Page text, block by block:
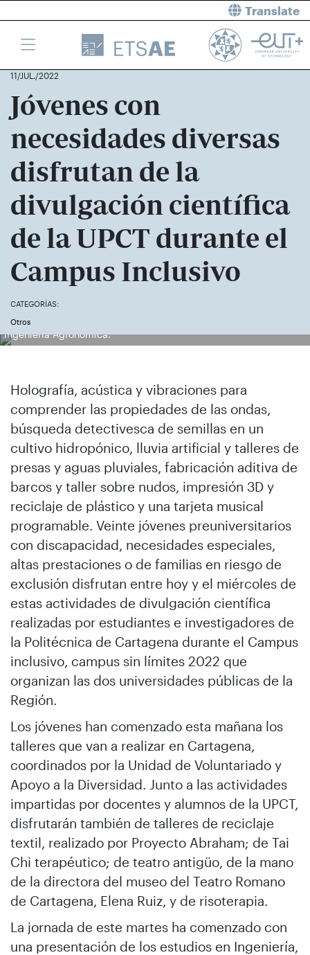
Translate
11/JUL./2022
Jóvenes con
necesidades diversas
disfrutan de la
divulgación científica
de la UPCT durante el
Campus Inclusivo
CATEGORÍAS:
Otros
Uno de los alumnos del Campus Inclusivo durante un taller de
Ingeniería Agronómica.
Holografía, acústica y vibraciones para
comprender las propiedades de las ondas,
búsqueda detectivesca de semillas en un
cultivo hidropónico, lluvia artificial y talleres de
presas y aguas pluviales, fabricación aditiva de
barcos y taller sobre nudos, impresión 3D y
reciclaje de plástico y una tarjeta musical
programable. Veinte jóvenes preuniversitarios
con discapacidad, necesidades especiales,
altas prestaciones o de familias en riesgo de
exclusión disfrutan entre hoy y el miércoles de
estas actividades de divulgación científica
realizadas por estudiantes e investigadores de
la Politécnica de Cartagena durante el Campus
inclusivo, campus sin límites 2022 que
organizan las dos universidades públicas de la
Región.
Los jóvenes han comenzado esta mañana los
talleres que van a realizar en Cartagena,
coordinados por la Unidad de Voluntariado y
Apoyo a la Diversidad. Junto a las actividades
impartidas por docentes y alumnos de la UPCT,
disfrutarán también de talleres de reciclaje
textil, realizado por Proyecto Abraham; de Tai
Chi terapéutico; de teatro antigüo, de la mano
de la directora del museo del Teatro Romano
de Cartagena, Elena Ruiz, y de risoterapia.
La jornada de este martes ha comenzado con
una presentación de los estudios en Ingeniería,